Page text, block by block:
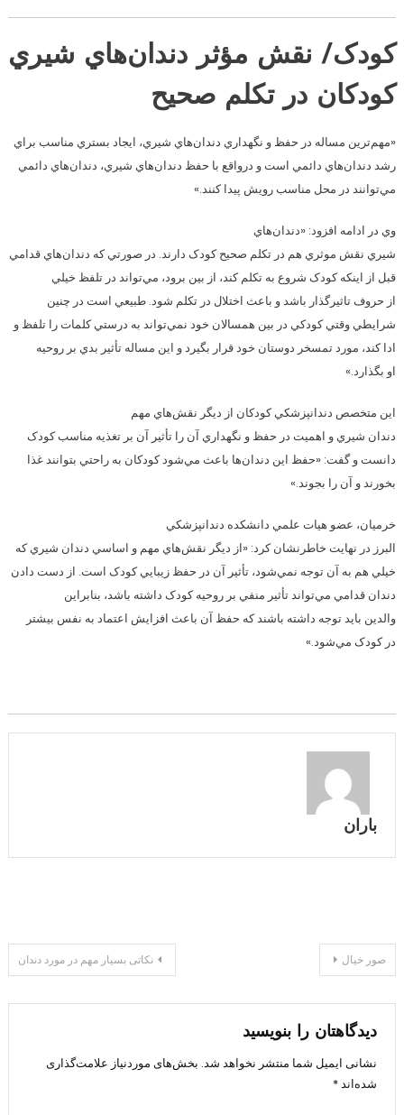
کودک/ نقش مؤثر دندان‌هاي شيري
کودکان در تکلم صحيح
«مهم‌ترين مساله در حفظ و نگهداري دندان‌هاي شيري، ايجاد بستري مناسب براي
رشد دندان‌هاي دائمي است و درواقع با حفظ دندان‌هاي شيري، دندان‌هاي دائمي
مي‌توانند در محل مناسب رويش پيدا کنند.»
وي در ادامه افزود: «دندان‌هاي
شيري نقش موثري هم در تکلم صحيح کودک دارند. در صورتي که دندان‌هاي قدامي
قبل از اينکه کودک شروع به تکلم کند، از بين برود، مي‌تواند در تلفظ خيلي
از حروف تاثيرگذار باشد و باعث اختلال در تکلم شود. طبيعي است در چنين
شرايطي وقتي کودکي در بين همسالان خود نمي‌تواند به درستي کلمات را تلفظ و
ادا کند، مورد تمسخر دوستان خود قرار بگيرد و اين مساله تأثير بدي بر روحيه
او بگذارد.»
اين متخصص دندانپزشکي کودکان از ديگر نقش‌هاي مهم
دندان شيري و اهميت در حفظ و نگهداري آن را تأثير آن بر تغذيه مناسب کودک
دانست و گفت: «حفظ اين دندان‌ها باعث مي‌شود کودکان به راحتي بتوانند غذا
بخورند و آن را بجوند.»
خرميان، عضو هيات علمي دانشکده دندانپزشکي
البرز در نهايت خاطرنشان کرد: «از ديگر نقش‌هاي مهم و اساسي دندان شيري که
خيلي هم به آن توجه نمي‌شود، تأثير آن در حفظ زيبايي کودک است. از دست دادن
دندان قدامي مي‌تواند تأثير منفي بر روحيه کودک داشته باشد، بنابراين
والدين بايد توجه داشته باشند که حفظ آن باعث افزايش اعتماد به نفس بيشتر
در کودک مي‌شود.»
باران
راهبری
نوشته
نکاتی بسیار مهم در مورد دندان صور خیال
دیدگاهتان را بنویسید
نشانی ایمیل شما منتشر نخواهد شد. بخش‌های موردنیاز علامت‌گذاری
شده‌اند*